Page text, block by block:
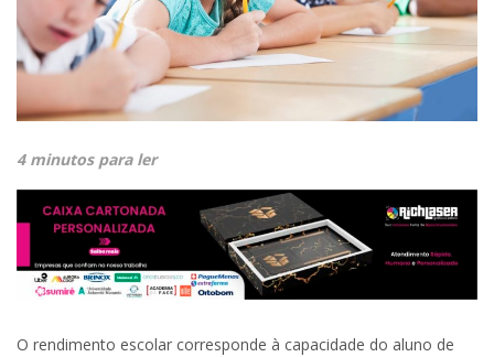
4 minutos para ler
O rendimento escolar corresponde à capacidade do aluno de